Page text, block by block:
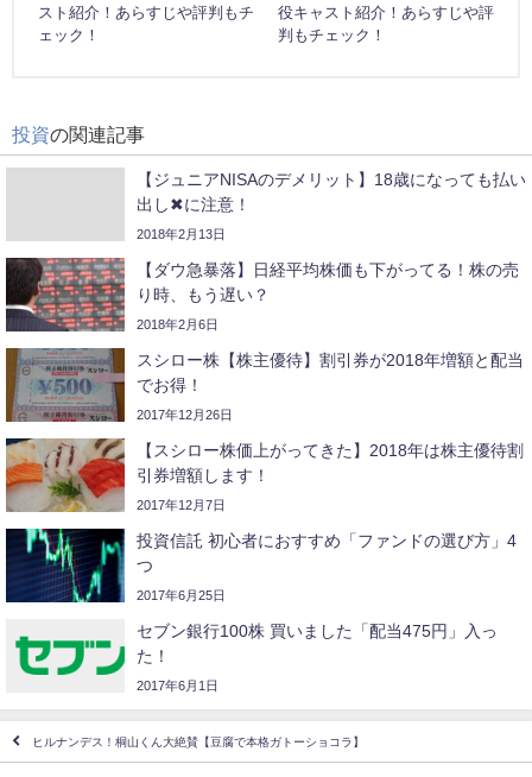
スト紹介！あらすじや評判もチ
ェック！
役キャスト紹介！あらすじや評
判もチェック！
投資の関連記事
【ジュニアNISAのデメリット】18歳になっても払い
出し✖に注意！
2018年2月13日
【ダウ急暴落】日経平均株価も下がってる！株の売
り時、もう遅い？
2018年2月6日
スシロー株【株主優待】割引券が2018年増額と配当
でお得！
2017年12月26日
【スシロー株価上がってきた】2018年は株主優待割
引券増額します！
2017年12月7日
投資信託 初心者におすすめ「ファンドの選び方」4
つ
2017年6月25日
セブン銀行100株 買いました「配当475円」入っ
た！
2017年6月1日
ヒルナンデス！桐山くん大絶賛【豆腐で本格ガトーショコラ】